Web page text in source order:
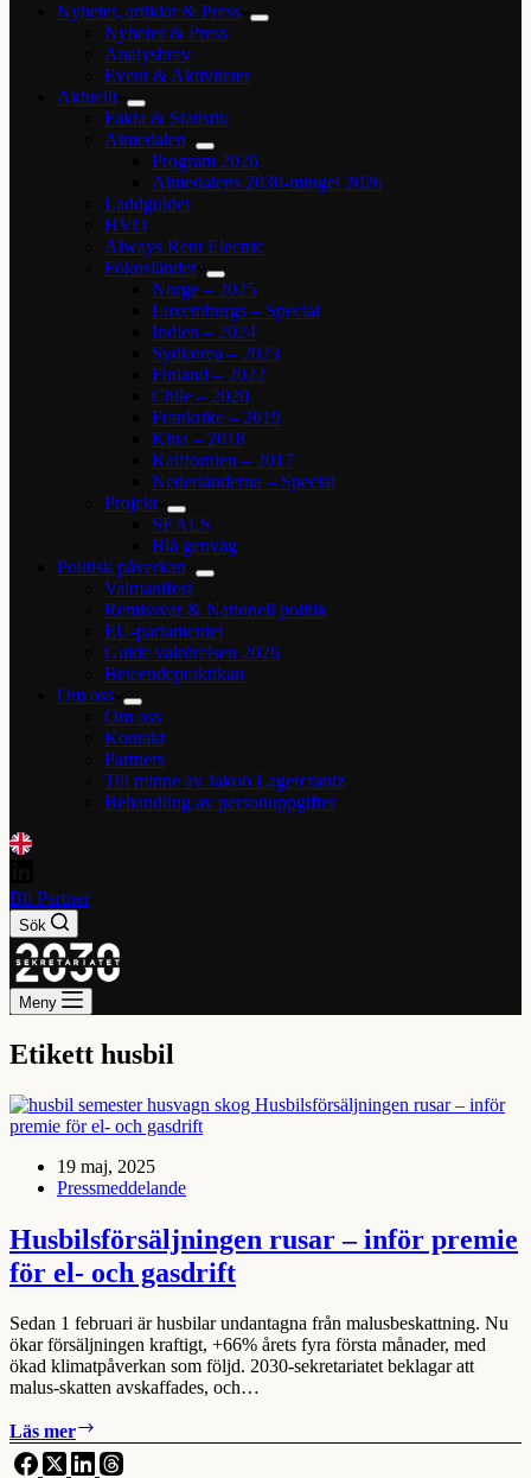
Nyheter, artiklar & Press
Nyheter & Press
Analysbrev
Event & Aktiviteter
Aktuellt
Fakta & Statistik
Almedalen
Program 2026
Almedalens 2030-mingel 2026
Laddguldet
HVO
Always Rent Electric
Fokusländer
Norge – 2025
Luxemburgs – Special
Indien – 2024
Sydkorea – 2023
Finland – 2022
Chile – 2020
Frankrike – 2019
Kina – 2018
Kalifornien – 2017
Nederländerna – Special
Projekt
SEALS
Blå genväg
Politisk påverkan
Valmanifest
Remissvar & Nationell politik
EU-parlamentet
Guide valrörelsen 2026
Beteendepraktikan
Om oss
Om oss
Kontakt
Partners
Till minne av Jakob Lagercrantz
Behandling av personuppgifter
Bli Partner
Sök
Meny
Etikett husbil
19 maj, 2025
Pressmeddelande
Husbilsförsäljningen rusar – inför premie
för el- och gasdrift
Sedan 1 februari är husbilar undantagna från malusbeskattning. Nu
ökar försäljningen kraftigt, +66% årets fyra första månader, med
ökad klimatpåverkan som följd. 2030-sekretariatet beklagar att
malus-skatten avskaffades, och…
Läs mer
rusar
–